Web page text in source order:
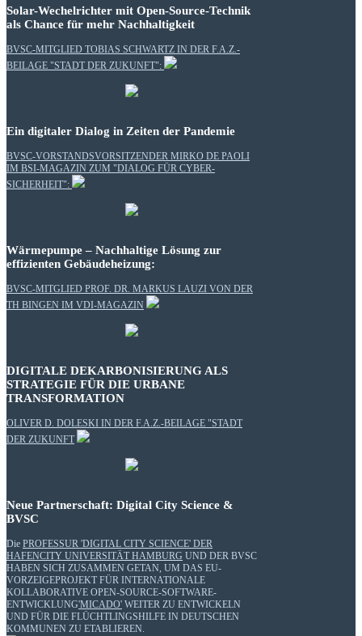
Solar-Wechelrichter mit Open-Source-Technik
als Chance für mehr Nachhaltigkeit
BVSC-MITGLIED TOBIAS SCHWARTZ IN DER F.A.Z.-
BEILAGE "STADT DER ZUKUNFT":
Ein digitaler Dialog in Zeiten der Pandemie
BVSC-VORSTANDSVORSITZENDER MIRKO DE PAOLI
IM BSI-MAGAZIN ZUM "DIALOG FÜR CYBER-
SICHERHEIT":
Wärmepumpe – Nachhaltige Lösung zur
effizienten Gebäudeheizung:
BVSC-MITGLIED PROF. DR. MARKUS LAUZI VON DER
TH BINGEN IM VDI-MAGAZIN
DIGITALE DEKARBONISIERUNG ALS
STRATEGIE FÜR DIE URBANE
TRANSFORMATION
OLIVER D. DOLESKI IN DER F.A.Z.-BEILAGE "STADT
DER ZUKUNFT
Neue Partnerschaft: Digital City Science &
BVSC
Die PROFESSUR 'DIGITAL CITY SCIENCE' DER
HAFENCITY UNIVERSITÄT HAMBURG UND DER BVSC
HABEN SICH ZUSAMMEN GETAN, UM DAS EU-
VORZEIGEPROJEKT FÜR INTERNATIONALE
KOLLABORATIVE OPEN-SOURCE-SOFTWARE-
ENTWICKLUNG'MICADO' WEITER ZU ENTWICKELN
UND FÜR DIE FLÜCHTLINGSHILFE IN DEUTSCHEN
KOMMUNEN ZU ETABLIEREN.